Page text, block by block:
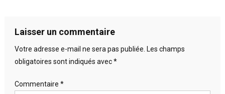
Laisser un commentaire
Votre adresse e-mail ne sera pas publiée. Les champs
obligatoires sont indiqués avec*
Commentaire *